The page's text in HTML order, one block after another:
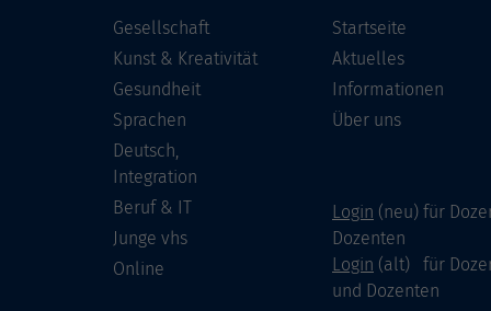
Gesellschaft
Kunst & Kreativität
Gesundheit
Sprachen
Deutsch,
Integration
Beruf & IT
Junge vhs
Online
Startseite
Aktuelles
Informationen
Über uns
Login (neu) für
Dozenten
Login (alt) für
und Dozenten